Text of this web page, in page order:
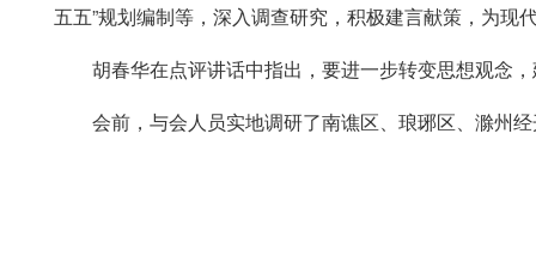
五五”规划编制等，深入调查研究，积极建言献策，为现
胡春华在点评讲话中指出，要进一步转变思想观念，
会前，与会人员实地调研了南谯区、琅琊区、滁州经